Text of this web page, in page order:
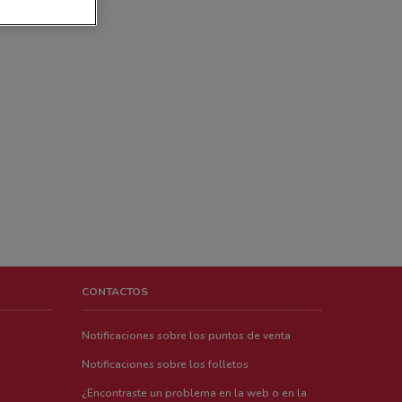
CONTACTOS
Notificaciones sobre los puntos de venta
Notificaciones sobre los folletos
¿Encontraste un problema en la web o en la